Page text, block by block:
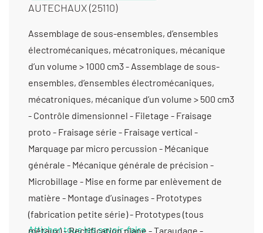
AUTECHAUX (25110)
Assemblage de sous-ensembles, d’ensembles électromécaniques, mécatroniques, mécanique d’un volume > 1000 cm3 - Assemblage de sous-ensembles, d’ensembles électromécaniques, mécatroniques, mécanique d’un volume > 500 cm3 - Contrôle dimensionnel - Filetage - Fraisage proto - Fraisage série - Fraisage vertical - Marquage par micro percussion - Mécanique générale - Mécanique générale de précision - Microbillage - Mise en forme par enlèvement de matière - Montage d’usinages - Prototypes (fabrication petite série) - Prototypes (tous métaux) - Rectification plane - Taraudage - Tournage < Ø 20 mm - Tournage 2 axes - Tournage 3 axes - Tournage 4 axes - Tournage multifonctions - Tournage Ø 401 mm à 1000 mm - Tournage Ø de 20 à 200 mm - Tournage Ø de 201 à 400 mm - Tournage petite série (de 11 à 1000 pièces) - Tournage prototype et unitaire (< 10 pièces) - Usinage / 3 axes /petite série (de 10 à 1000 pièces) < 350 cm3 - Usinage / 3 axes /petite série (de 10 à 1000 pièces) entre 350 cm3 et 1000 cm3 - Usinage / 3 axes /prototype et unitaire (< 10 pièces) < 350 cm3 - Usinage / 3 axes /prototype et unitaire (< 10 pièces) entre 350 cm3 et 1000 cm3 - Usinage / 4 axes /petite série (de 10 à 1000 pièces) < 350 cm3 - Usinage / 4 axes /petite série (de 10 à 1000 pièces) entre 350 cm3 et 1000 cm3 - Usinage / 4 axes /prototype et unitaire (< 10 pièces) < 350 cm3 - Usinage / 4 axes /prototype et unitaire (< 10 pièces) entre 350 cm3 et 1000 cm3 - Usinage / 5 axes /petite série (de 10 à 1000 pièces) < 350 cm3 - Usinage / 5 axes /petite série (de 10 à 1000 pièces) entre 350 cm3 et 1000 cm3 -
Afficher tous les savoir-faire